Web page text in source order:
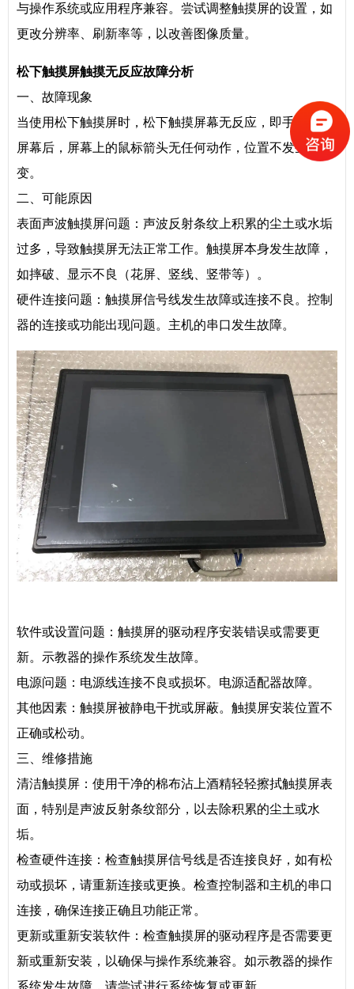
与操作系统或应用程序兼容。尝试调整触摸屏的设置，如
更改分辨率、刷新率等，以改善图像质量。
松下触摸屏触摸无反应故障分析
一、故障现象
当使用松下触摸屏时，松下触摸屏幕无反应，即手指触摸
屏幕后，屏幕上的鼠标箭头无任何动作，位置不发生改
变。
二、可能原因
表面声波触摸屏问题：声波反射条纹上积累的尘土或水垢
过多，导致触摸屏无法正常工作。触摸屏本身发生故障，
如摔破、显示不良（花屏、竖线、竖带等）。
硬件连接问题：触摸屏信号线发生故障或连接不良。控制
器的连接或功能出现问题。主机的串口发生故障。
软件或设置问题：触摸屏的驱动程序安装错误或需要更
新。示教器的操作系统发生故障。
电源问题：电源线连接不良或损坏。电源适配器故障。
其他因素：触摸屏被静电干扰或屏蔽。触摸屏安装位置不
正确或松动。
三、维修措施
清洁触摸屏：使用干净的棉布沾上酒精轻轻擦拭触摸屏表
面，特别是声波反射条纹部分，以去除积累的尘土或水
垢。
检查硬件连接：检查触摸屏信号线是否连接良好，如有松
动或损坏，请重新连接或更换。检查控制器和主机的串口
连接，确保连接正确且功能正常。
更新或重新安装软件：检查触摸屏的驱动程序是否需要更
新或重新安装，以确保与操作系统兼容。如示教器的操作
系统发生故障，请尝试进行系统恢复或更新。